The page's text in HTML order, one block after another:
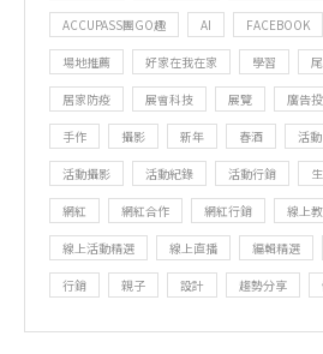
ACCUPASS團GO趣 AI FACEBOOK
場地推薦 好家在我在家 學習
居家防疫 展會科技 展覽 廣告
手作 攝影 新年 春酒 活動
活動攝影 活動紀錄 活動行銷
網紅 網紅合作 網紅行銷 線上
線上活動精選 線上直播 編輯精選
行銷 親子 設計 趨勢分享